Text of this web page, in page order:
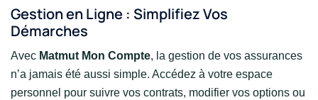
Gestion en Ligne : Simplifiez Vos
Démarches
Avec Matmut Mon Compte, la gestion de vos assurances
n’a jamais été aussi simple. Accédez à votre espace
personnel pour suivre vos contrats, modifier vos options ou